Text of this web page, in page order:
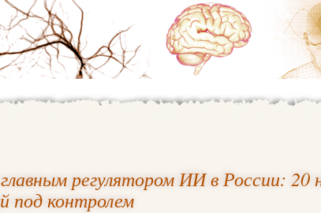
регулятором ИИ в России: 20
под контролем